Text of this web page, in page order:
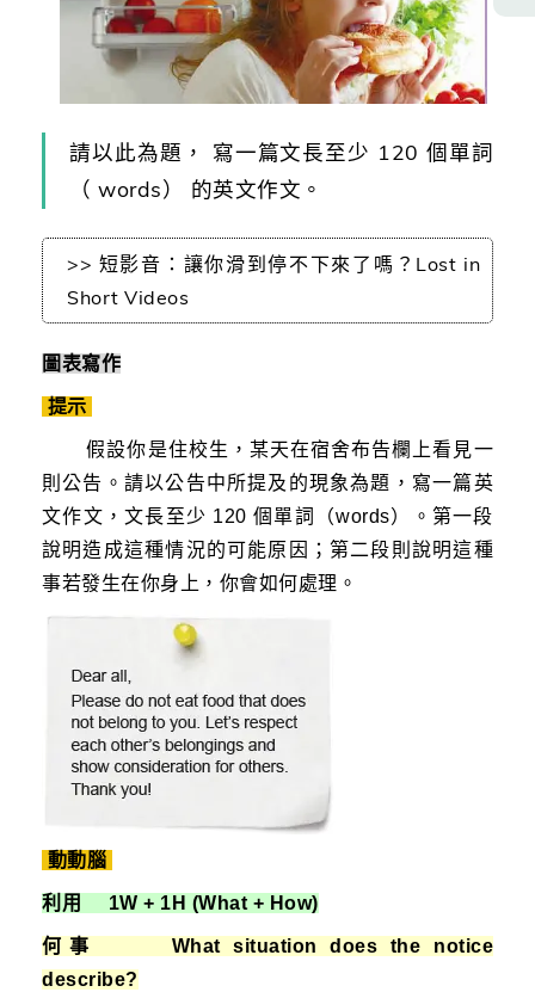
請以此為題， 寫一篇文長至少 120 個單詞
（ words） 的英文作文。
>> 短影音：讓你滑到停不下來了嗎？Lost in
Short Videos
圖表寫作
提示
假設你是住校生，某天在宿舍布告欄上看見一
則公告。請以公告中所提及的現象為題，寫一篇英
文作文，文長至少 120 個單詞（words）。第一段
說明造成這種情況的可能原因；第二段則說明這種
事若發生在你身上，你會如何處理。
動動腦
利用 1W + 1H (What + How)
何事 What situation does the notice
describe?